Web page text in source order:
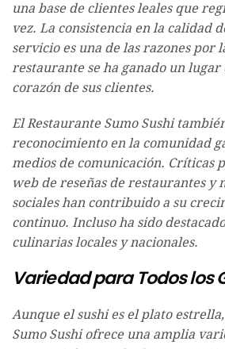
una base de clientes leales que
vez. La consistencia en la calidad
servicio es una de las razones por
restaurante se ha ganado un lugar
corazón de sus clientes.
El Restaurante Sumo Sushi
reconocimiento en la comunidad
medios de comunicación. Críticas
web de reseñas de restaurantes y
sociales han contribuido a su
continuo. Incluso ha sido
culinarias locales y nacionales.
Variedad para Todos los
Aunque el sushi es el plato
Sumo Sushi ofrece una amplia